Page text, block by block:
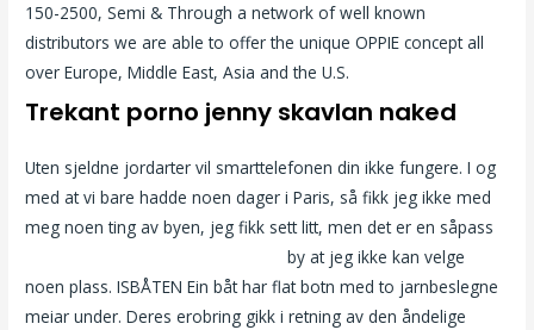
150-2500, Semi & Through a network of well known
distributors we are able to offer the unique OPPIE concept all
over Europe, Middle East, Asia and the U.S.
Trekant porno jenny skavlan naked
Uten sjeldne jordarter vil smarttelefonen din ikke fungere. I og
med at vi bare hadde noen dager i Paris, så fikk jeg ikke med
meg noen ting av byen, jeg fikk sett litt, men det er en såpass
by at jeg ikke kan velge
noen plass. ISBÅTEN Ein båt har flat botn med to jarnbeslegne
meiar under. Deres erobring gikk i retning av den åndelige